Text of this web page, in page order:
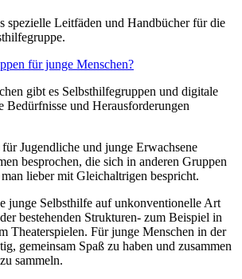
spezielle Leitfäden und Handbücher für die
für junge Menschen?
gibt es Selbsthilfegruppen und digitale
Bedürfnisse und Herausforderungen
Jugendliche und junge Erwachsene
besprochen, die sich in anderen Gruppen
lieber mit Gleichaltrigen bespricht.
junge Selbsthilfe auf unkonventionelle Art
bestehenden Strukturen- zum Beispiel in
Theaterspielen. Für junge Menschen in der
gemeinsam Spaß zu haben und zusammen
sammeln.